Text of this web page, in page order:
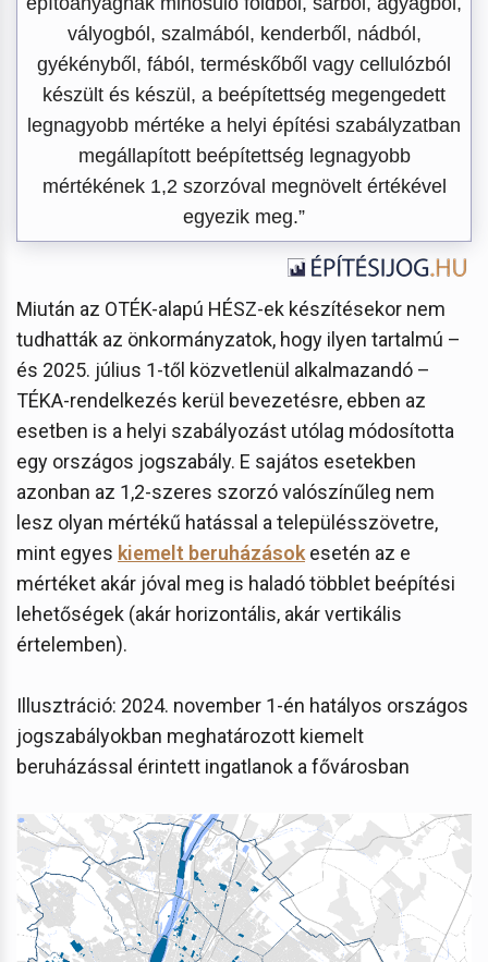
vályogból, szalmából, kenderből, nádból,
gyékényből, fából, terméskőből vagy cellulózból
készült és készül, a beépítettség megengedett
legnagyobb mértéke a helyi építési szabályzatban
megállapított beépítettség legnagyobb
mértékének 1,2 szorzóval megnövelt értékével
egyezik meg.”
Miután az OTÉK-alapú HÉSZ-ek készítésekor nem
tudhatták az önkormányzatok, hogy ilyen tartalmú –
és 2025. július 1-től közvetlenül alkalmazandó –
TÉKA-rendelkezés kerül bevezetésre, ebben az
esetben is a helyi szabályozást utólag módosította
egy országos jogszabály. E sajátos esetekben
azonban az 1,2-szeres szorzó valószínűleg nem
lesz olyan mértékű hatással a településszövetre,
mint egyes kiemelt beruházások esetén az e
mértéket akár jóval meg is haladó többlet beépítési
lehetőségek (akár horizontális, akár vertikális
értelemben).
Illusztráció: 2024. november 1-én hatályos országos
jogszabályokban meghatározott kiemelt
beruházással érintett ingatlanok a fővárosban